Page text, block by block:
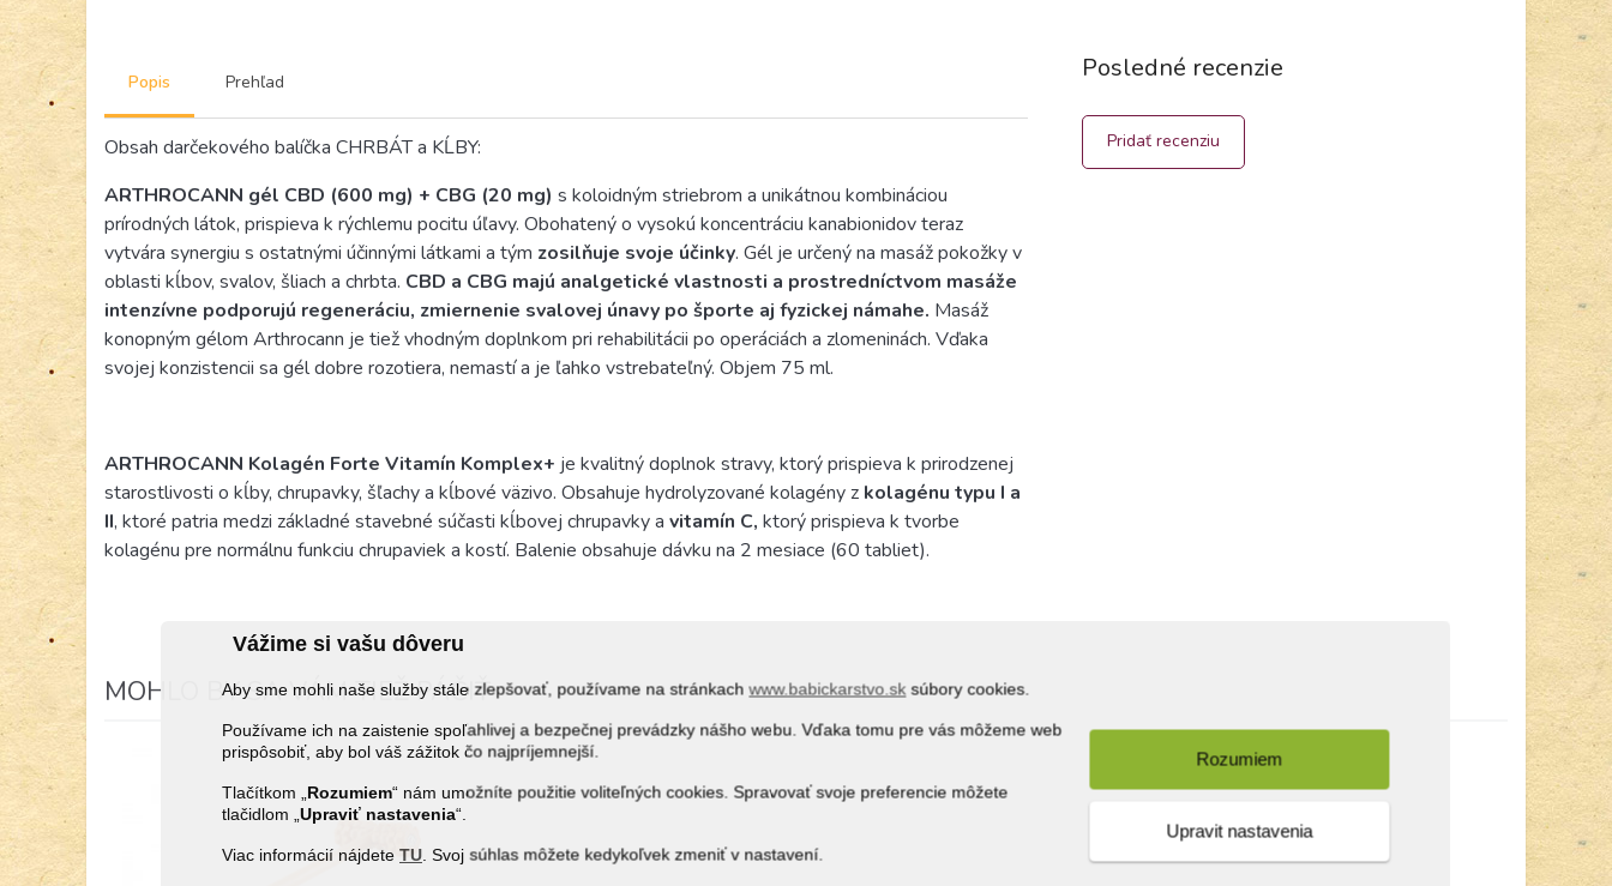
Vážime si vašu dôveru
Aby sme mohli naše služby stále zlepšovať, používame na stránkachwww.babickarstvo.sk súbory cookies.
Používame ich na zaistenie spoľahlivej a bezpečnej prevádzky nášho webu. Vďaka tomu pre vás môžeme web
prispôsobiť, aby bol váš zážitok čo najpríjemnejší.
Tlačítkom „ Rozumiem“ nám umožníte použitie voliteľných cookies. Spravovať svoje preferencie môžete
tlačidlom „Upraviť nastavenia“.
Viac informácií nájdete TU . Svoj súhlas môžete kedykoľvek zmeniť v nastavení.
Rozumiem
Upravit nastavenia
Popis Prehľad
Obsah darčekového balíčka CHRBÁT a KĹBY:
ARTHROCANN gél CBD (600 mg) + CBG (20 mg) s koloidným striebrom a unikátnou kombináciou
prírodných látok, prispieva k rýchlemu pocitu úľavy. Obohatený o vysokú koncentráciu kanabionidov teraz
vytvára synergiu s ostatnými účinnými látkami a tým zosilňuje svoje účinky. Gél je určený na masáž pokožky v
oblasti kĺbov, svalov, šliach a chrbta. CBD a CBG majú analgetické vlastnosti a prostredníctvom masáže
intenzívne podporujú regeneráciu, zmiernenie svalovej únavy po športe aj fyzickej námahe. Masáž
konopným gélom Arthrocann je tiež vhodným doplnkom pri rehabilitácii po operáciách a zlomeninách. Vďaka
svojej konzistencii sa gél dobre rozotiera, nemastí a je ľahko vstrebateľný. Objem 75 ml.
ARTHROCANN Kolagén Forte Vitamín Komplex+ je kvalitný doplnok stravy, ktorý prispieva k prirodzenej
starostlivosti o kĺby, chrupavky, šľachy a kĺbové väzivo. Obsahuje hydrolyzované kolagény z kolagénu typu I a
II, ktoré patria medzi základné stavebné súčasti kĺbovej chrupavky a vitamín C, ktorý prispieva k tvorbe
kolagénu pre normálnu funkciu chrupaviek a kostí. Balenie obsahuje dávku na 2 mesiace (60 tabliet).
Posledné recenzie
Pridať recenziu
MOHLO BY SA VÁM TIEŽ PÁČIŤ